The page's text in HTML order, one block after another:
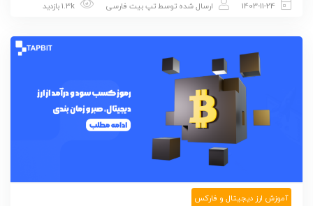
1403-11-24 ارسال شده توسطتپ بیت فارسی
آموزش ارز دیجیتال و فارکس